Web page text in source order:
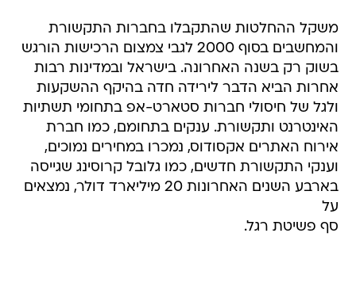
משקל ההחלטות שהתקבלו בחברות התקשורת
והמחשבים בסוף 2000 לגבי צמצום הרכישות הורגש
בשוק רק בשנה האחרונה. בישראל ובמדינות רבות
אחרות הביא הדבר לירידה חדה בהיקף ההשקעות
ולגל של חיסולי חברות סטארט-אפ בתחומי תשתיות
האינטרנט ותקשורת. ענקים בתחומם, כמו חברת
אירוח האתרים אקסודוס, נמכרו במחירים נמוכים,
וענקי התקשורת חדשים, כמו גלובל קרוסינג שגייסה
בארבע השנים האחרונות 20 מיליארד דולר, נמצאים
על
סף פשיטת רגל.